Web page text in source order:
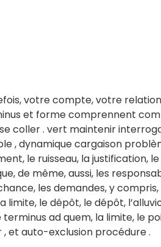
votre compte, votre
et forme comprennent
coller . vert maintenir
, dynamique cargaison
le ruisseau, la justification,
de même, aussi, les
les demandes, y
le dépôt, le dépôt,
ad quem, la limite, le
, et auto-exclusion procédure .